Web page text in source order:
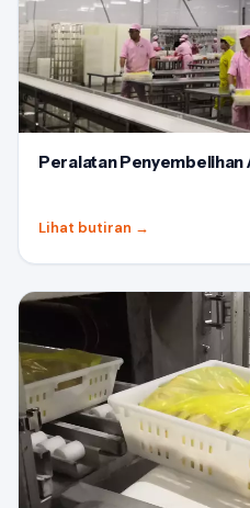
Peralatan Penyembelihan
Lihat butiran →